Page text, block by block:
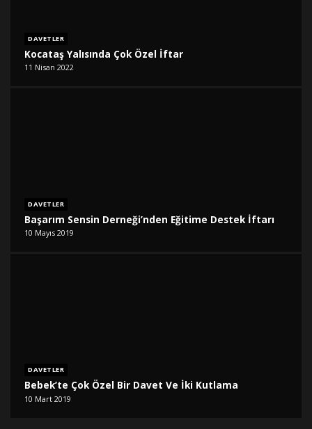
DAVETLER
Kocataş Yalısında Çok Özel İftar
11 Nisan 2022
DAVETLER
Başarım Sensin Derneği’nden Eğitime Destek İftarı
10 Mayıs 2019
DAVETLER
Bebek’te Çok Özel Bir Davet Ve İki Kutlama
10 Mart 2019